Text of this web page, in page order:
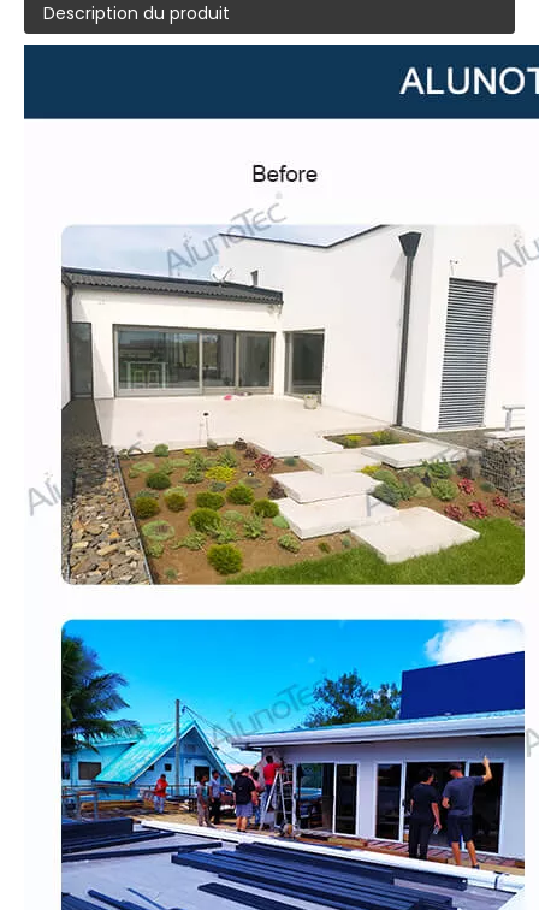
Description du produit